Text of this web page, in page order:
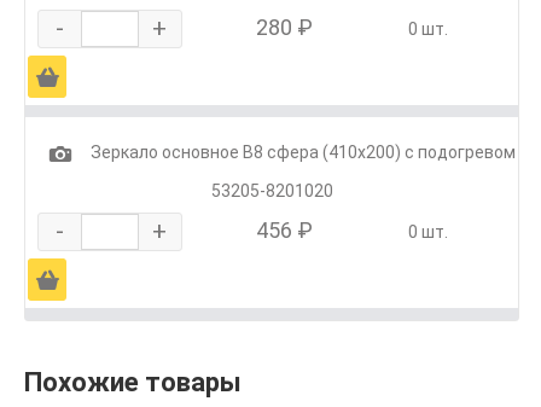
- + 280 ₽ 0 шт.
Ä
1
Зеркало основное В8 сфера (410х200) с подогревом
53205-8201020
- + 456 ₽ 0 шт.
Ä
Похожие товары